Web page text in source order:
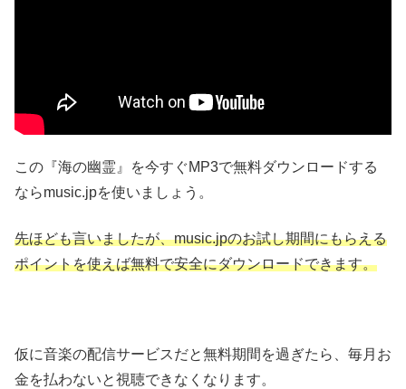
この『海の幽霊』を今すぐMP3で無料ダウンロードする
ならmusic.jpを使いましょう。
先ほども言いましたが、music.jpのお試し期間にもらえる
ポイントを使えば無料で安全にダウンロードできます。
仮に音楽の配信サービスだと無料期間を過ぎたら、毎月お
金を払わないと視聴できなくなります。